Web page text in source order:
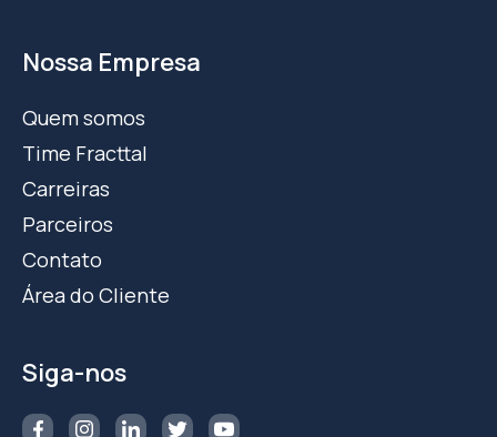
Nossa Empresa
Quem somos
Time Fracttal
Carreiras
Parceiros
Contato
Área do Cliente
Siga-nos